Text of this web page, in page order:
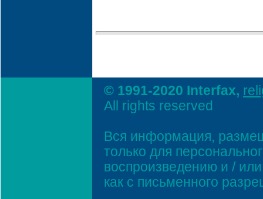
© 1991-2020 Interfax,
All rights reserved
Вся информация,
только для
воспроизведению и /
как с письменного